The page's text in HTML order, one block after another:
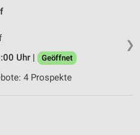
❯
Uhr |
Geöffnet
4 Prospekte